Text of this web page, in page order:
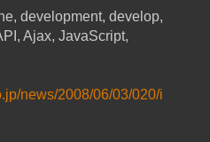
development, develop,
Ajax, JavaScript,
news/2008/06/03/020/i